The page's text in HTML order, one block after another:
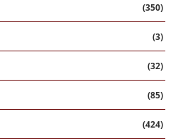
(350)
(3)
(32)
(85)
(424)